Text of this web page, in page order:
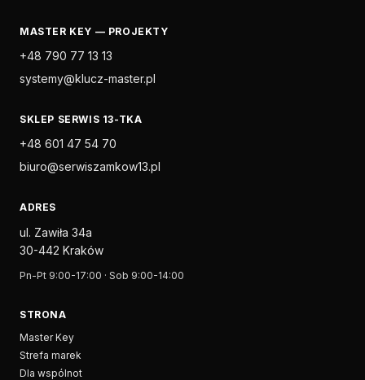
MASTER KEY — PROJEKTY
+48 790 77 13 13
systemy@klucz-master.pl
SKLEP SERWIS 13-TKA
+48 601 47 54 70
biuro@serwiszamkow13.pl
ADRES
ul. Zawiła 34a
30-442 Kraków
Pn-Pt 9:00-17:00 · Sob 9:00-14:00
STRONA
Master Key
Strefa marek
Dla wspólnot